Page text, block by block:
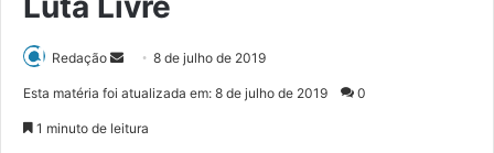
Redação
d
8 de julho de 2019
Esta matéria foi atualizada em: 8 de julho de 2019 0
1 minuto de leitura